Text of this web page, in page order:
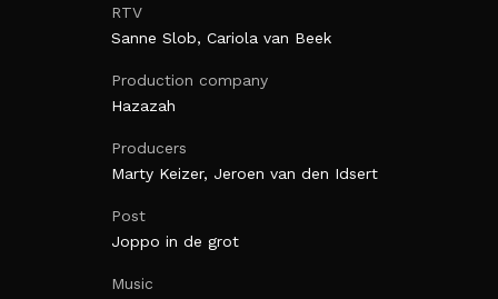
RTV
Sanne Slob, Cariola van Beek
Production company
Hazazah
Producers
Marty Keizer, Jeroen van den Idsert
Post
Joppo in de grot
Music